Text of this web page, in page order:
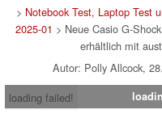
> Notebook Test, Laptop Test
2025-01 > Neue Casio G-
erhältlich mit
Autor: Polly Allcock,
loading failed!